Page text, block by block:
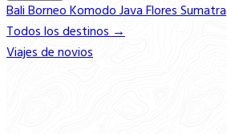
BaliBorneoKomodoJavaFloresSumatra
Todos los destinos →
Viajes de novios